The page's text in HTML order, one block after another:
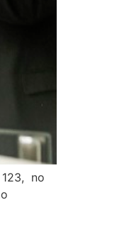
123, no